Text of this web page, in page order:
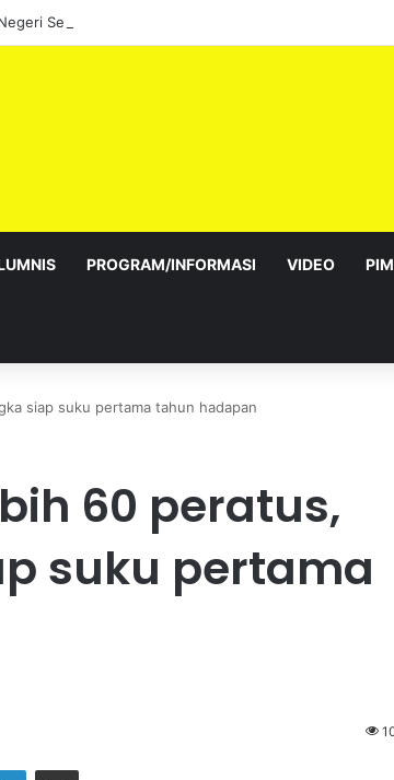
PROGRAM/INFORMASI VIDEO
siap suku pertama tahun hadapan
60 peratus,
suku pertama